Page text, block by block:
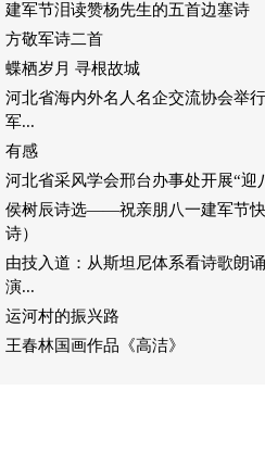
建军节泪读赞杨先生的五首边塞诗
方敬军诗二首
蝶栖岁月 寻根故城
河北省海内外名人名企交流协会举
军...
有感
河北省采风学会邢台办事处开展“迎
侯树辰诗选——祝亲朋八一建军节
诗）
由技入道：从斯坦尼体系看诗歌朗
演...
运河村的振兴路
王春林国画作品《高洁》